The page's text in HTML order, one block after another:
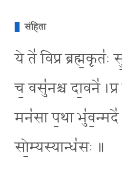
संहिता
ये ते॑ विप्र
च॒ वसु॑नश्च दा॒वने॑
मन॑सा प॒था
सो॒म्यस्यान्ध॑सः ॥